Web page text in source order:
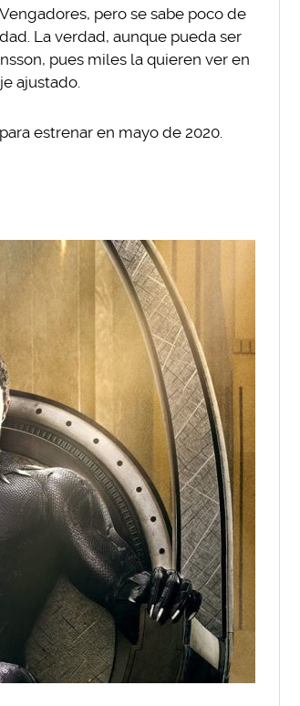
pero se sabe poco de
La verdad, aunque pueda ser
pues miles la quieren ver en
ajustado.
estrenar en mayo de 2020.